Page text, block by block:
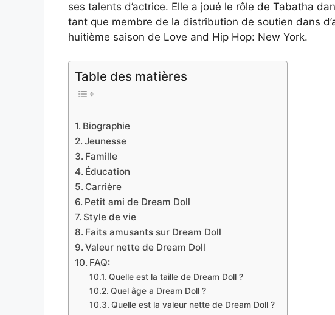
ses talents d’actrice. Elle a joué le rôle de Tabatha
tant que membre de la distribution de soutien dans
huitième saison de Love and Hip Hop: New York.
Table des matières
Biographie
Jeunesse
Famille
Éducation
Carrière
Petit ami de Dream Doll
Style de vie
Faits amusants sur Dream Doll
Valeur nette de Dream Doll
FAQ:
Quelle est la taille de Dream Doll ?
Quel âge a Dream Doll ?
Quelle est la valeur nette de Dream Doll ?